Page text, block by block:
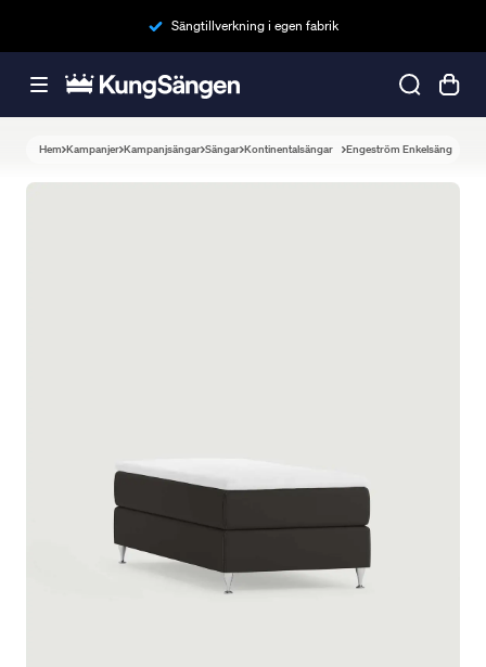
Sängtillverkning i egen fabrik
Hem Kampanjer Kampanjsängar Sängar Kontinentalsängar Engeström Enkelsäng